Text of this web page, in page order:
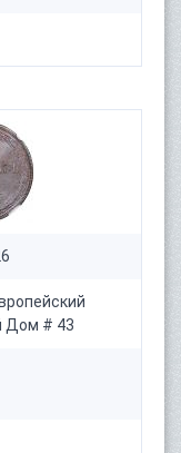
Дом # 43